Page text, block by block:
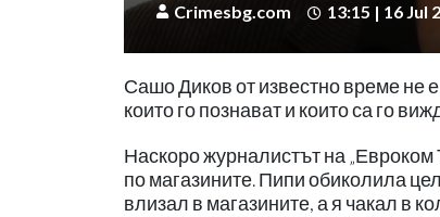
Crimesbg.com 13:15 | 16 Jul
Сашо Диков от известно време не
които го познават и които са го
Наскоро журналистът на
по магазините. Пипи обиколила
влизал в магазините, а я чакал в